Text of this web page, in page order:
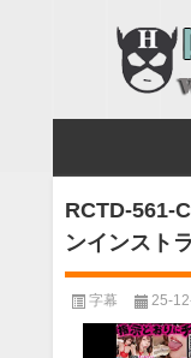
RCTD-561-
ンインスト
字幕 25-